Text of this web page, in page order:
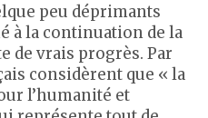
peu déprimants
à la continuation de la
de vrais progrès. Par
considèrent que « la
l’humanité et